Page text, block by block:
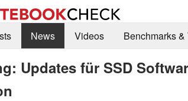
News Videos Benchmarks &
Updates für SSD